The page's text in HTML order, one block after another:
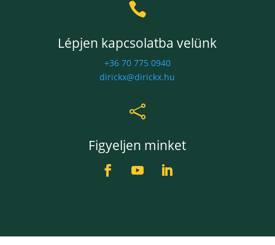

Lépjen kapcsolatba velünk
+36 70 775 0940
dirickx@dirickx.hu

Figyeljen minket